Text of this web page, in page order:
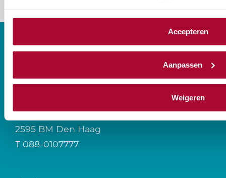
Accepteren
Aanpassen
Weigeren
CONTACT
Prinses Beatrixlaan 544
2595 BM Den Haag
T 088-0107777